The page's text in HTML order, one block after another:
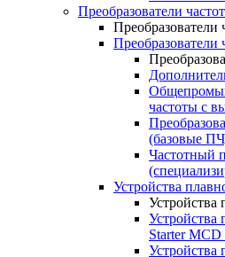
Преобразователи
Преобразователи
частоты с
(базовые
Частотный
Устройства
Устройства
Устройства
Starter MCD
Устройства